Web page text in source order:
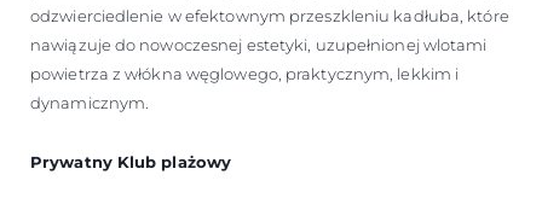
odzwierciedlenie w efektownym przeszkleniu kadłuba, które
nawiązuje do nowoczesnej estetyki, uzupełnionej wlotami
powietrza z włókna węglowego, praktycznym, lekkim i
dynamicznym.
Prywatny Klub plażowy